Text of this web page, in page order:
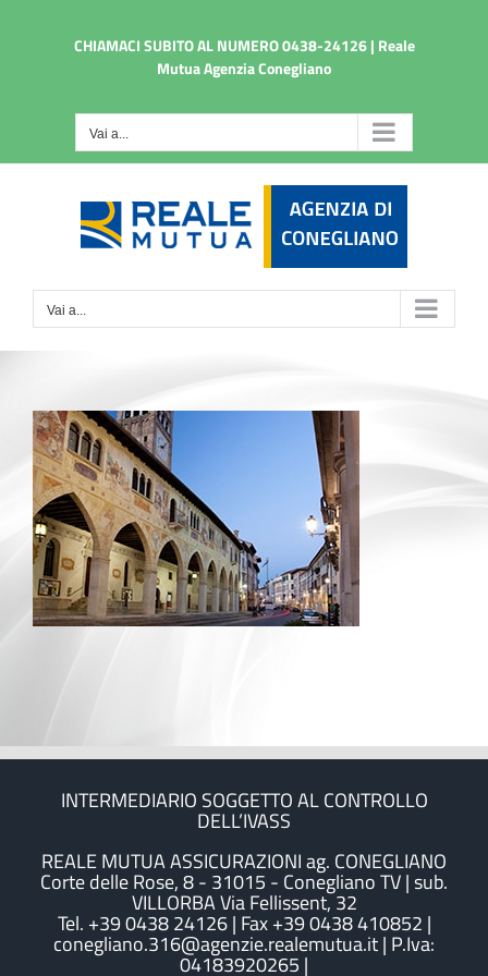
contenutoCHIAMACI SUBITO AL NUMERO 0438-24126 | Reale
Mutua Agenzia Conegliano
Vai a...
Vai a...
INTERMEDIARIO SOGGETTO AL CONTROLLO
DELL’IVASS
REALE MUTUA ASSICURAZIONI ag. CONEGLIANO
Corte delle Rose, 8 - 31015 - Conegliano TV | sub.
VILLORBA Via Fellissent, 32
Tel. +39 0438 24126 | Fax +39 0438 410852 |
conegliano.316@agenzie.realemutua.it | P.Iva:
04183920265 |